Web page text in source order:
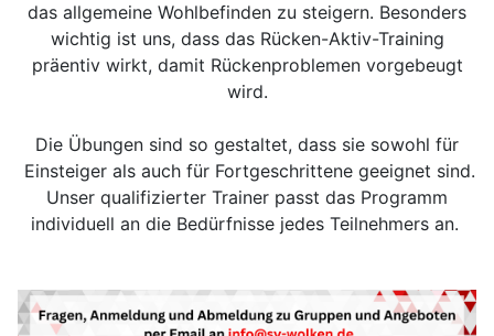
das allgemeine Wohlbefinden zu steigern. Besonders
wichtig ist uns, dass das Rücken-Aktiv-Training
präentiv wirkt, damit Rückenproblemen vorgebeugt
wird.
Die Übungen sind so gestaltet, dass sie sowohl für
Einsteiger als auch für Fortgeschrittene geeignet sind.
Unser qualifizierter Trainer passt das Programm
individuell an die Bedürfnisse jedes Teilnehmers an.